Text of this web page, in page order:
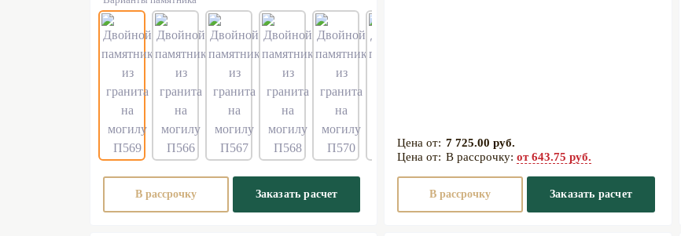
В рассрочку Заказать расчет
7 725.00 руб.
В рассрочку:от 643.75 руб.
В рассрочку Заказать расчет